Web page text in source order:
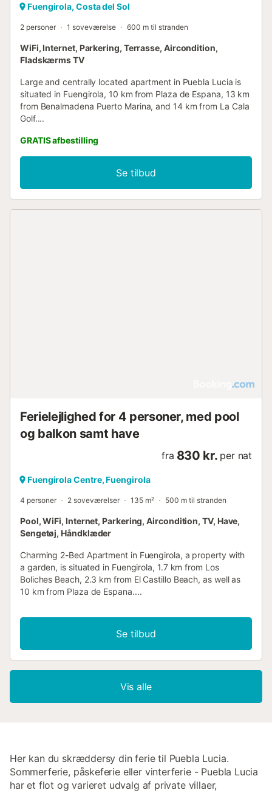
Fuengirola, Costa del Sol
2 personer 1 soveværelse 600 m til stranden
WiFi, Internet, Parkering, Terrasse, Aircondition,
Fladskærms TV
Large and centrally located apartment in Puebla Lucia is
situated in Fuengirola, 10 km from Plaza de Espana, 13 km
from Benalmadena Puerto Marina, and 14 km from La Cala
Golf....
GRATIS afbestilling
Se tilbud
Ferielejlighed for 4 personer, med pool
og balkon samt have
fra 830 kr. per nat
Fuengirola Centre, Fuengirola
4 personer 2 soveværelser 135 m² 500 m til stranden
Pool, WiFi, Internet, Parkering, Aircondition, TV, Have,
Sengetøj, Håndklæder
Charming 2-Bed Apartment in Fuengirola, a property with
a garden, is situated in Fuengirola, 1.7 km from Los
Boliches Beach, 2.3 km from El Castillo Beach, as well as
10 km from Plaza de Espana....
Se tilbud
Vis alle
Her kan du skræddersy din ferie til Puebla Lucia.
Sommerferie, påskeferie eller vinterferie - Puebla Lucia
har et flot og varieret udvalg af private villaer,